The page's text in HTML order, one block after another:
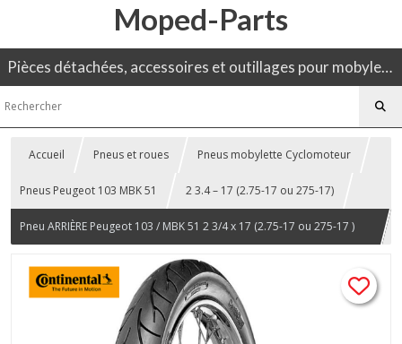
Moped-Parts
Pièces détachées, accessoires et outillages pour mobylette, 50CC, moto ancienne.
Accueil Pneus et roues Pneus mobylette Cyclomoteur
Pneus Peugeot 103 MBK 51 2 3.4 – 17 (2.75-17 ou 275-17)
Pneu ARRIÈRE Peugeot 103 / MBK 51 2 3/4 x 17 (2.75-17 ou 275-17 )
Continental ContiGo 47J TT – Adhérence et longévité – cyclomoteur